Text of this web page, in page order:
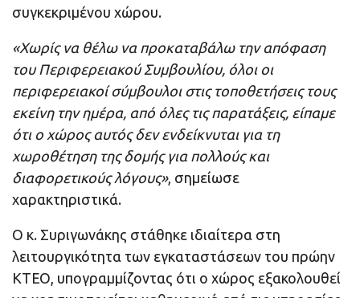
συγκεκριμένου χώρου.
«Χωρίς να θέλω να προκαταβάλω την απόφαση
του Περιφερειακού Συμβουλίου, όλοι οι
περιφερειακοί σύμβουλοι στις τοποθετήσεις τους
εκείνη την ημέρα, από όλες τις παρατάξεις, είπαμε
ότι ο χώρος αυτός δεν ενδείκνυται για τη
χωροθέτηση της δομής για πολλούς και
διαφορετικούς λόγους», σημείωσε
χαρακτηριστικά.
Ο κ. Συριγωνάκης στάθηκε ιδιαίτερα στη
λειτουργικότητα των εγκαταστάσεων του πρώην
ΚΤΕΟ, υπογραμμίζοντας ότι ο χώρος εξακολουθεί